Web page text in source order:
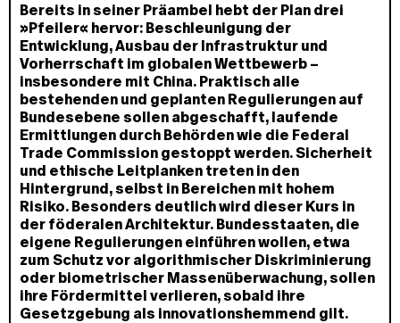
Bereits in seiner Präambel hebt der Plan drei
»Pfeiler« hervor: Beschleunigung der
Entwicklung, Ausbau der Infrastruktur und
Vorherrschaft im globalen Wettbewerb –
insbesondere mit China. Praktisch alle
bestehenden und geplanten Regulierungen auf
Bundesebene sollen abgeschafft, laufende
Ermittlungen durch Behörden wie die Federal
Trade Commission gestoppt werden. Sicherheit
und ethische Leitplanken treten in den
Hintergrund, selbst in Bereichen mit hohem
Risiko. Besonders deutlich wird dieser Kurs in
der föderalen Architektur. Bundesstaaten, die
eigene Regulierungen einführen wollen, etwa
zum Schutz vor algorithmischer Diskriminierung
oder biometrischer Massenüberwachung, sollen
ihre Fördermittel verlieren, sobald ihre
Gesetzgebung als innovationshemmend gilt.